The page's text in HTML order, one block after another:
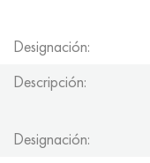
Designación:
Descripción:
Designación: